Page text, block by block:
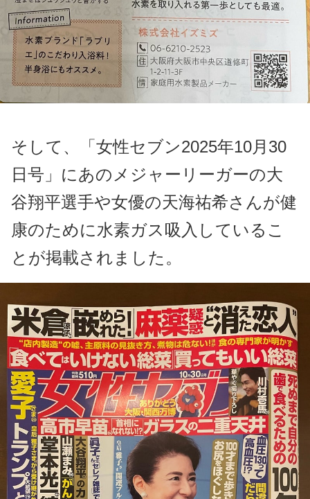
そして、「女性セブン2025年10月30
日号」にあのメジャーリーガーの大
谷翔平選手や女優の天海祐希さんが健
康のために水素ガス吸入しているこ
とが掲載されました。